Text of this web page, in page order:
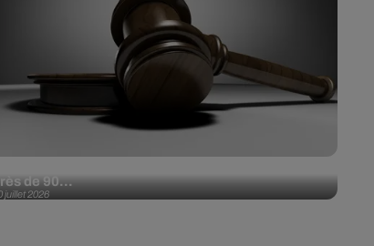
juillet 2026
de 90...